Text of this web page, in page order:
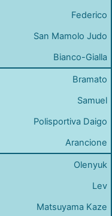
Federico
San Mamolo Judo
Bianco-Gialla
Bramato
Samuel
Polisportiva Daigo
Arancione
Olenyuk
Lev
Matsuyama Kaze